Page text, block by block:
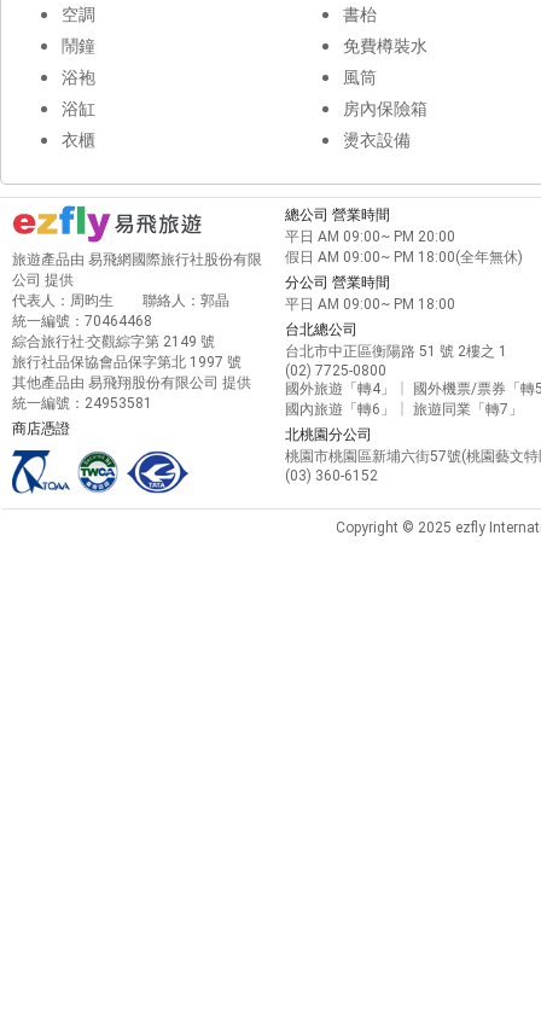
空調
鬧鐘
浴袍
浴缸
衣櫃
書枱
免費樽裝水
風筒
房內保險箱
燙衣設備